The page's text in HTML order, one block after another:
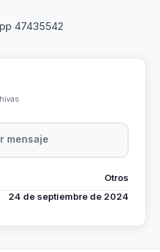
47435542
mensaje
Otros
24 de septiembre de 2024